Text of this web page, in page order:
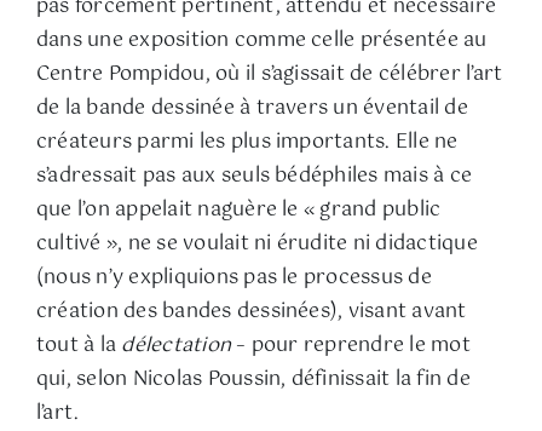
dans une exposition comme celle présentée au
Centre Pompidou, où il s’agissait de célébrer l’art
de la bande dessinée à travers un éventail de
créateurs parmi les plus importants. Elle ne
s’adressait pas aux seuls bédéphiles mais à ce
que l’on appelait naguère le « grand public
cultivé », ne se voulait ni érudite ni didactique
(nous n’y expliquions pas le processus de
création des bandes dessinées), visant avant
tout à ladélectation– pour reprendre le mot
qui, selon Nicolas Poussin, définissait la fin de
l’art.